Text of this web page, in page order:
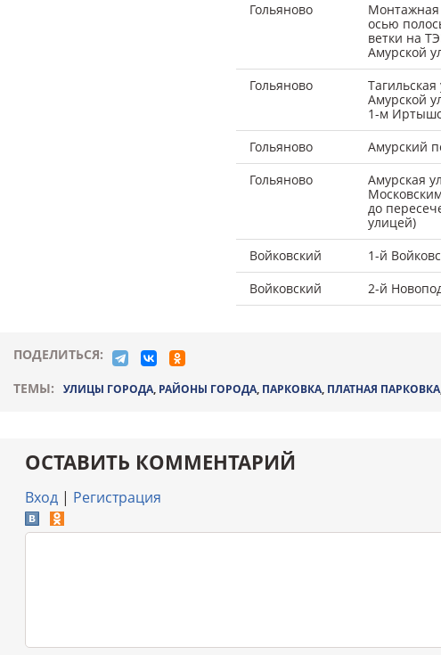
Гольяново
Монтажная
осью
ветки на
Амурской
Гольяново
Амурской
1-м
Гольяново Амурский
Гольяново
Амурская
до
улицей)
Войковский 1-й
Войковский
2-й
ПОДЕЛИТЬСЯ:
ТЕМЫ:
УЛИЦЫ ГОРОДА, РАЙОНЫ ГОРОДА, ПАРКОВКА, ПЛАТНАЯ ПАРКОВКА
ОСТАВИТЬ КОММЕНТАРИЙ
Вход| Регистрация